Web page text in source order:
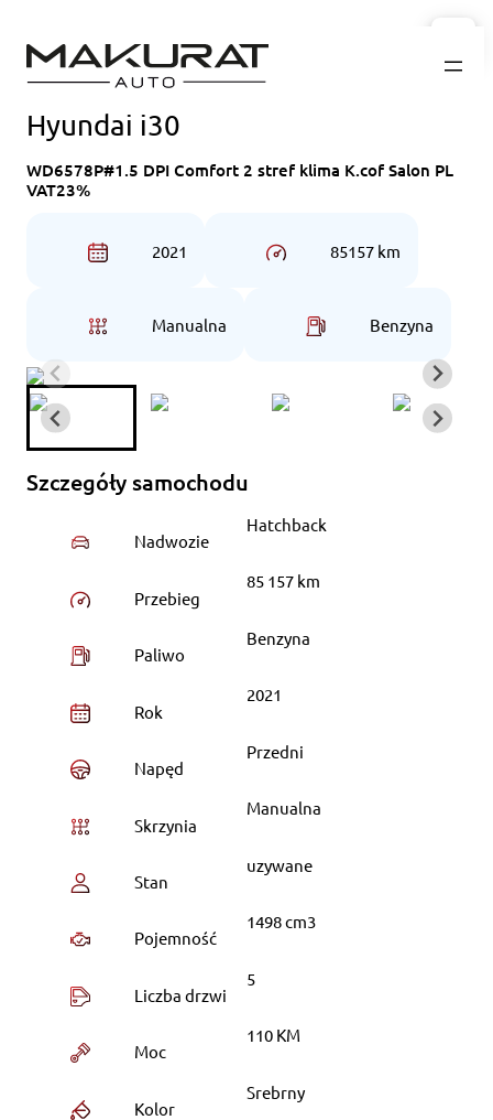
do
treści
Hyundai i30
WD6578P#1.5 DPI Comfort 2 stref klima K.cof Salon PL
VAT23%
2021 85157 km
Manualna Benzyna
Szczegóły samochodu
Nadwozie
Hatchback
Przebieg
85 157 km
Paliwo
Benzyna
Rok
2021
Napęd
Przedni
Skrzynia
Manualna
Stan
uzywane
Pojemność
1498 cm3
Liczba drzwi
5
Moc
110 KM
Kolor
Srebrny